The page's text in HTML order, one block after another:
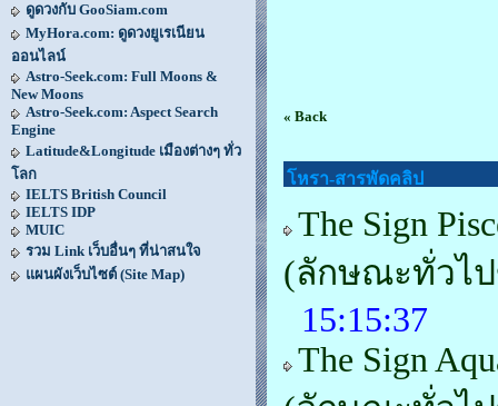
ดูดวงกับ GooSiam.com
MyHora.com: ดูดวงยูเรเนียน
ออนไลน์
Astro-Seek.com: Full Moons &
New Moons
Astro-Seek.com: Aspect Search
Engine
Latitude&Longitude เมืองต่างๆ ทั่ว
โลก
IELTS British Council
IELTS IDP
MUIC
รวม Link เว็บอื่นๆ ที่น่าสนใจ
แผนผังเว็บไซต์ (Site Map)
« Back
โหรา-สารพัดคลิป
The Sign
(ลักษณะทั่วไ
15:15:37
The Sign